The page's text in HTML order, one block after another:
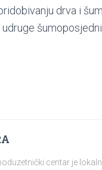
drva i
centar je